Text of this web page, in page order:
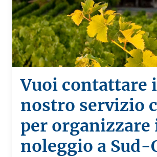
Vuoi contattare
nostro servizio
per organizzare
noleggio a Sud-